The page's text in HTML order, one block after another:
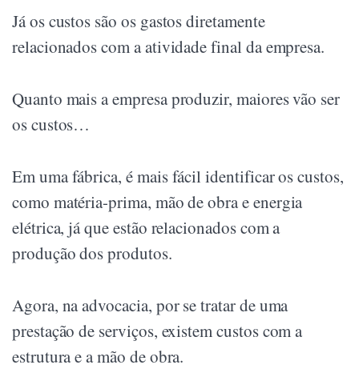
Já os custos são os gastos diretamente
relacionados com a atividade final da empresa.
Quanto mais a empresa produzir, maiores vão ser
os custos…
Em uma fábrica, é mais fácil identificar os custos,
como matéria-prima, mão de obra e energia
elétrica, já que estão relacionados com a
produção dos produtos.
Agora, na advocacia, por se tratar de uma
prestação de serviços, existem custos com a
estrutura e a mão de obra.